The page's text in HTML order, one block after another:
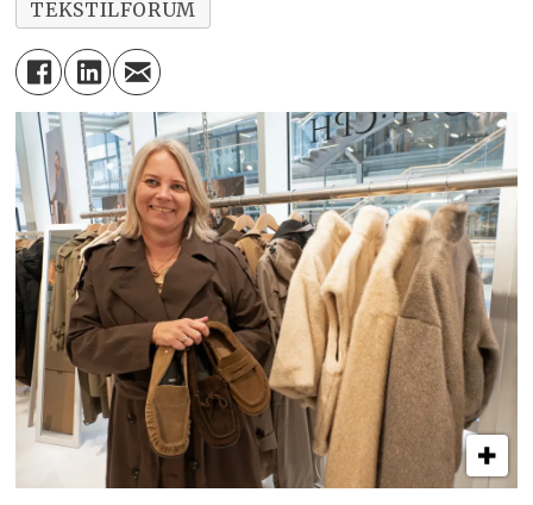
TEKSTILFORUM